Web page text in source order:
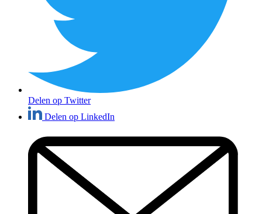
Delen op Twitter
Delen op LinkedIn